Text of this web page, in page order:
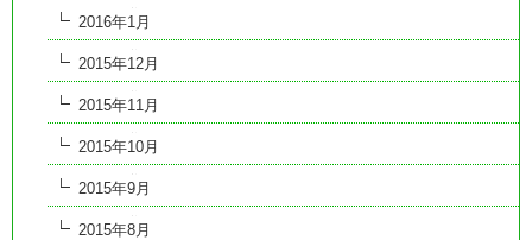
2016年1月
2015年12月
2015年11月
2015年10月
2015年9月
2015年8月